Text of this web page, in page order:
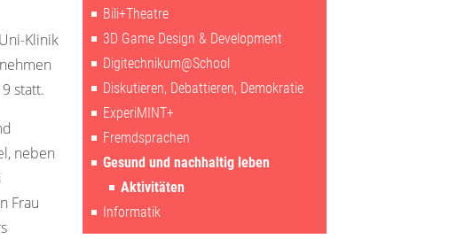
Klinik
statt.
neben
Frau
Bili+Theatre
3D Game Design & Development
Digitechnikum@School
Diskutieren, Debattieren, Demokratie
ExperiMINT+
Fremdsprachen
Gesund und nachhaltig leben
Aktivitäten
Informatik